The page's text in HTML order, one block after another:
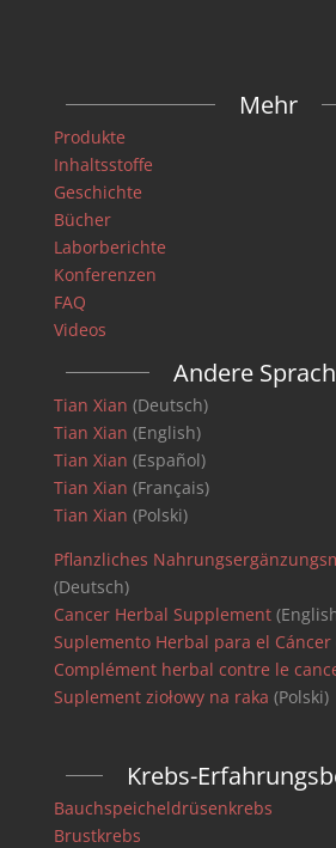
Mehr
Produkte
Inhaltsstoffe
Geschichte
Bücher
Laborberichte
Konferenzen
FAQ
Videos
Andere
Tian Xian (Deutsch)
Tian Xian (English)
Tian Xian (Español)
Tian Xian (Français)
Tian Xian (Polski)
Pflanzliches
(Deutsch)
Cancer Herbal Supplement
Suplemento Herbal para el Cáncer
Complément herbal contre le
Suplement ziołowy na raka (Polski)
Krebs-
Bauchspeicheldrüsenkrebs
Brustkrebs